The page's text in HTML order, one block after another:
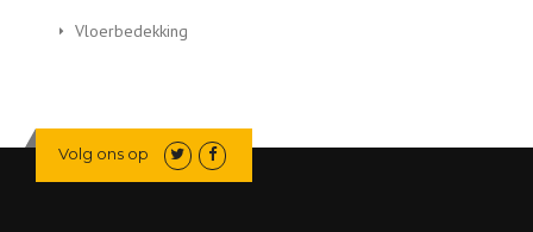
Vloerbedekking
Volg ons op